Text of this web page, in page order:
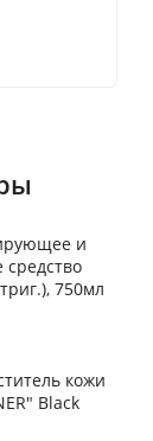
и
750мл
кожи
Black